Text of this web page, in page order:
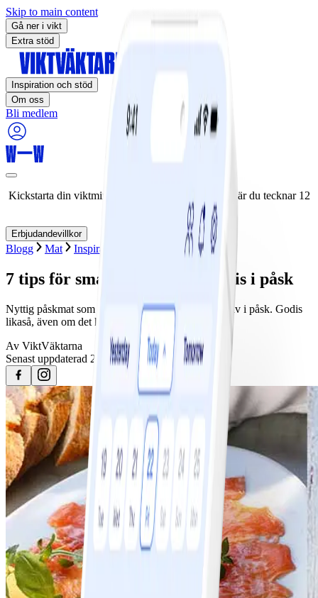
Skip to main content
Gå ner i vikt
Extra stöd
Inspiration och stöd
Om oss
Bli medlem
Kickstarta din viktminskningsresa nu! Spara 50% när du tecknar 12
månaders medlemskap.
Erbjudandevillkor
Blogg Mat Inspiration
7 tips för smartare mat och godis i påsk
Nyttig påskmat som kan du se fram emot att njuta av i påsk. Godis
likaså, även om det kräver lite smartare planering.
Av ViktVäktarna
Senast uppdaterad 25 april 2023